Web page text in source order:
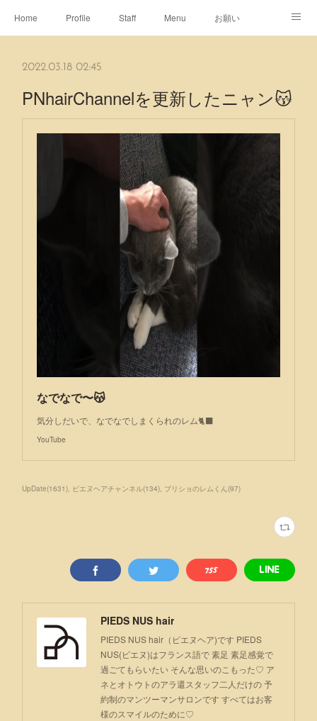
Home Profile Staff Menu お願い
2022.03.18 02:45
PNhairChannelを更新したニャン😽
なでなで〜😽
気分しだいで、なでなでしまくられのレム🐈‍⬛
YouTube
UpDate(1631) ピエヌヘアチャンネル(134) ブリショのレムくん(97)
PIEDS NUS hair
PIEDS NUS hair（ピエヌヘア)です PIEDS
NUS(ピエヌ)はフランス語で 素足 素足感覚で
過ごてもらいたい そんな思いのこもった♡ ア
ネとオトウトのアラ還スタッフ二人だけの 予
約制のマンツーマンサロンです すべてはお客
様のスマイルのために♡